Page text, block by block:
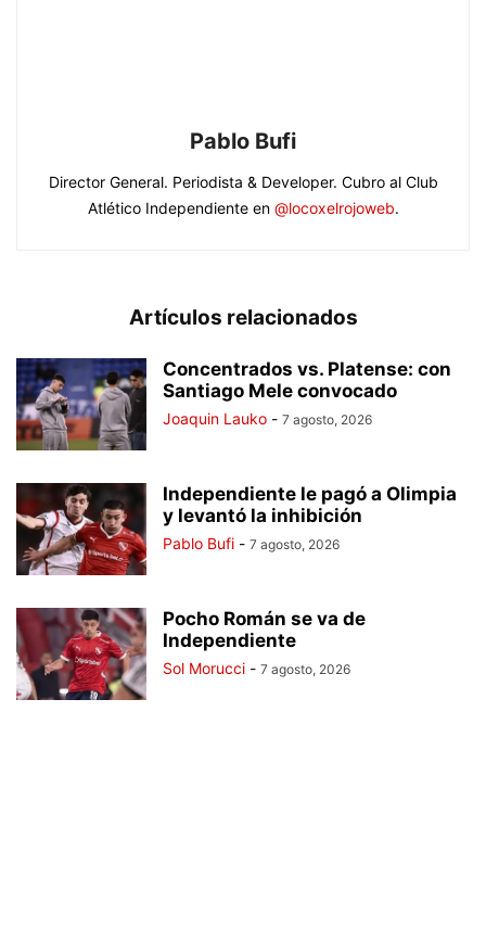
Pablo Bufi
Director General. Periodista & Developer. Cubro al Club
Atlético Independiente en @locoxelrojoweb.
Artículos relacionados
Concentrados vs. Platense: con
Santiago Mele convocado
Joaquin Lauko - 7 agosto, 2026
Independiente le pagó a Olimpia
y levantó la inhibición
Pablo Bufi - 7 agosto, 2026
Pocho Román se va de
Independiente
Sol Morucci - 7 agosto, 2026